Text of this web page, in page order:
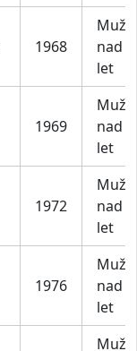
1968
Muži
nad
let
1969
Muži
nad
let
1972
Muži
nad
let
1976
Muži
nad
let
Muži